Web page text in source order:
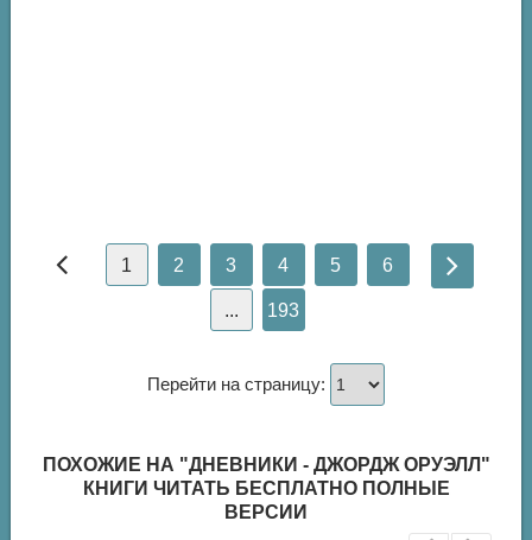
1 2 3 4 5 6
... 193
Перейти на страницу:
ПОХОЖИЕ НА "ДНЕВНИКИ - ДЖОРДЖ ОРУЭЛЛ"
КНИГИ ЧИТАТЬ БЕСПЛАТНО ПОЛНЫЕ
ВЕРСИИ